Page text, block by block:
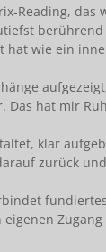
Reading, das
hat wie ein
hat mir
klar
zurück